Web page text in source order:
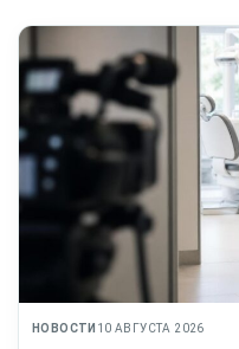
НОВОСТИ 10 АВГУСТА 2026